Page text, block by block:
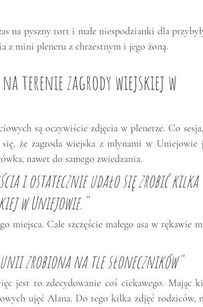
na pyszny tort i małe niespodzianki dla
z mini pleneru z chrzestnym i jego żoną.
terenie zagrody wiejskiej w
są oczywiście zdjęcia w plenerze. Co
że zagroda wiejska z młynami w Uniejowie
nawet do samego zwiedzania.
i ostatecznie udało się zrobić kilka
w Uniejowie."
Całe szczęście małego asa w rękawie
zrobiona na tle słoneczników"
jest to zdecydowanie coś ciekawego. Mając
ujęć Alana. Do tego kilka zdjęć rodziców,